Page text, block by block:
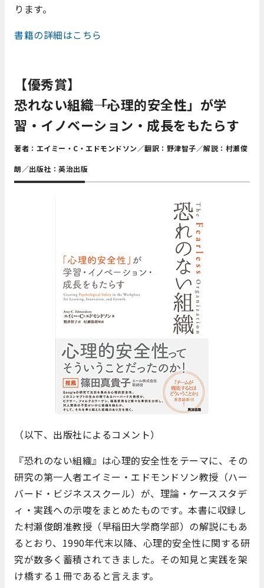
ります。
書籍の詳細はこちら
【優秀賞】
恐れない組織――「心理的安全性」が学
習・イノベーション・成長をもたらす
著者：エイミー・C・エドモンドソン／翻訳：野津智子／解説：村瀬俊
朗／出版社：英治出版
（以下、出版社によるコメント）
『恐れのない組織』は心理的安全性をテーマに、その
研究の第一人者エイミー・エドモンドソン教授（ハー
バード・ビジネススクール）が、理論・ケーススタデ
ィ・実践への示唆をまとめたものです。本書に収録し
た村瀬俊朗准教授（早稲田大学商学部）の解説にもあ
るとおり、1990年代末以降、心理的安全性に関する研
究が数多く蓄積されてきました。その知見と実践を架
け橋する１冊であると言えます。